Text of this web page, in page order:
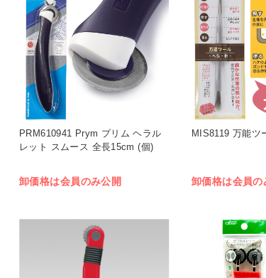
PRM610941 Prym プリム ヘラル
レット スムース 全長15cm (個)
卸価格は会員のみ公開
MIS8119 万能ツ
卸価格は会員の